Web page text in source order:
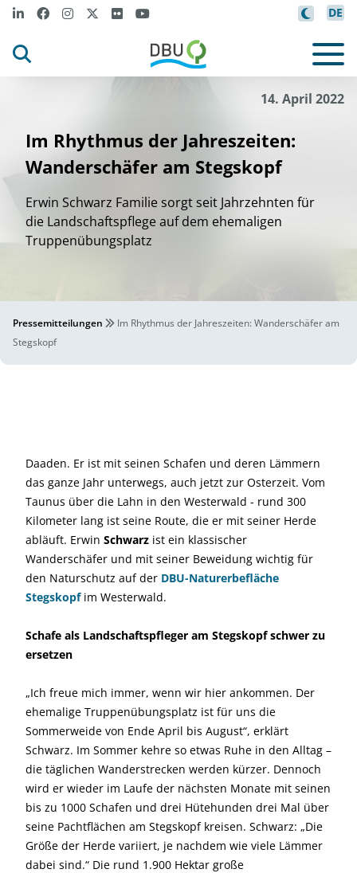
DE
14. April 2022
Im Rhythmus der Jahreszeiten:
Wanderschäfer am Stegskopf
Erwin Schwarz Familie sorgt seit Jahrzehnten für
die Landschaftspflege auf dem ehemaligen
Truppenübungsplatz
Pressemitteilungen
Im Rhythmus der Jahreszeiten: Wanderschäfer am
Stegskopf
Daaden. Er ist mit seinen Schafen und deren Lämmern
das ganze Jahr unterwegs, auch jetzt zur Osterzeit. Vom
Taunus über die Lahn in den Westerwald - rund 300
Kilometer lang ist seine Route, die er mit seiner Herde
abläuft. Erwin Schwarz ist ein klassischer
Wanderschäfer und mit seiner Beweidung wichtig für
den Naturschutz auf der DBU-Naturerbefläche
Stegskopfim Westerwald.
Schafe als Landschaftspfleger am Stegskopf schwer zu
ersetzen
„Ich freue mich immer, wenn wir hier ankommen. Der
ehemalige Truppenübungsplatz ist für uns die
Sommerweide von Ende April bis August“, erklärt
Schwarz. Im Sommer kehre so etwas Ruhe in den Alltag –
die täglichen Wanderstrecken werden kürzer. Dennoch
wird er wieder im Laufe der nächsten Monate mit seinen
bis zu 1000 Schafen und drei Hütehunden drei Mal über
seine Pachtflächen am Stegskopf kreisen. Schwarz: „Die
Größe der Herde variiert, je nachdem wie viele Lämmer
dabei sind.“ Die rund 1.900 Hektar große